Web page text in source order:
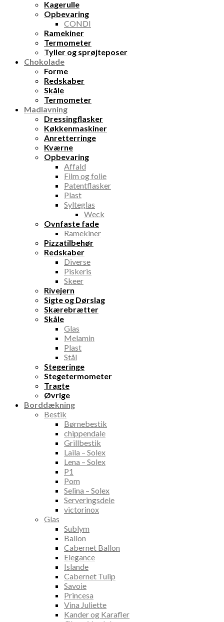
Kagerulle
Opbevaring
CONDI
Ramekiner
Termometer
Tyller og sprøjteposer
Chokolade
Forme
Redskaber
Skåle
Termometer
Madlavning
Dressingflasker
Køkkenmaskiner
Anretterringe
Kværne
Opbevaring
Affald
Film og folie
Patentflasker
Plast
Sylteglas
Weck
Ovnfaste fade
Ramekiner
Pizzatilbehør
Redskaber
Diverse
Piskeris
Skeer
Rivejern
Sigte og Dørslag
Skærebrætter
Skåle
Glas
Melamin
Plast
Stål
Stegeringe
Stegetermometer
Tragte
Øvrige
Borddækning
Bestik
Børnebestik
chippendale
Grillbestik
Laila – Solex
Lena – Solex
P1
Pom
Selina – Solex
Serveringsdele
victorinox
Glas
Sublym
Ballon
Cabernet Ballon
Elegance
Islande
Cabernet Tulip
Savoie
Princesa
Vina Juliette
Kander og Karafler